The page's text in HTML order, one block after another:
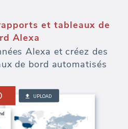
et tableaux de
Alexa
Alexa et créez des
de bord automatisés